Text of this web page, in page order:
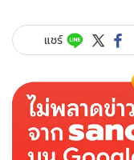
แชร์